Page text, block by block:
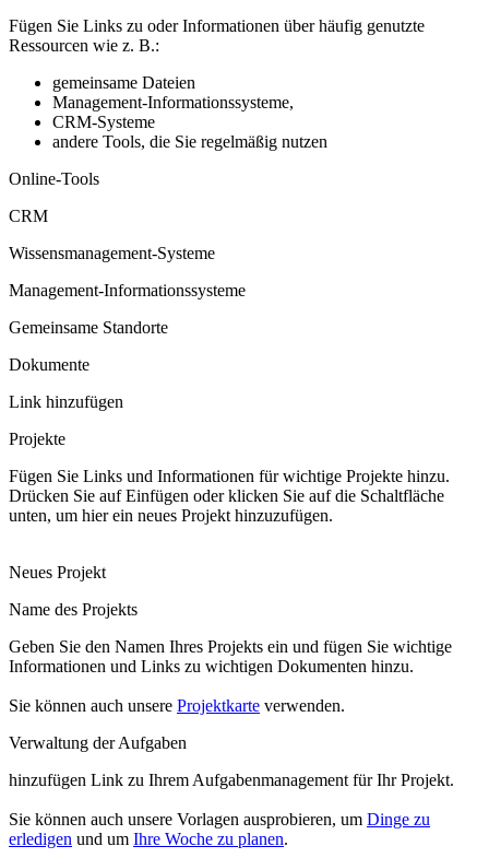
Fügen Sie Links zu oder Informationen über häufig genutzte
Ressourcen wie z. B.:
gemeinsame Dateien
Management-Informationssysteme,
CRM-Systeme
andere Tools, die Sie regelmäßig nutzen
Online-Tools
CRM
Wissensmanagement-Systeme
Management-Informationssysteme
Gemeinsame Standorte
Dokumente
Link hinzufügen
Projekte
Fügen Sie Links und Informationen für wichtige Projekte hinzu.
Drücken Sie auf Einfügen oder klicken Sie auf die Schaltfläche
unten, um hier ein neues Projekt hinzuzufügen.
Neues Projekt
Name des Projekts
Geben Sie den Namen Ihres Projekts ein und fügen Sie wichtige
Informationen und Links zu wichtigen Dokumenten hinzu.
Sie können auch unsere Projektkarte verwenden.
Verwaltung der Aufgaben
hinzufügen Link zu Ihrem Aufgabenmanagement für Ihr Projekt.
Sie können auch unsere Vorlagen ausprobieren, um Dinge zu
erledigen und um Ihre Woche zu planen.